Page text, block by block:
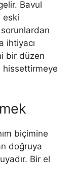
Bavul
eski
ihtiyacı
bir düzen
hissettirmeye
biçimine
doğruya
Bir el